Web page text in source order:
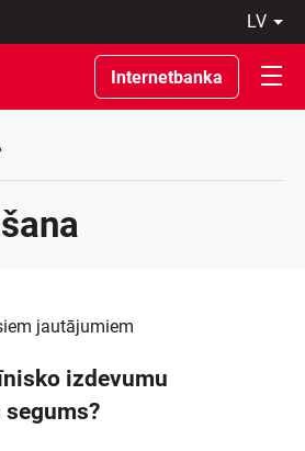
Internetbanka
jautājumiem
izdevumu